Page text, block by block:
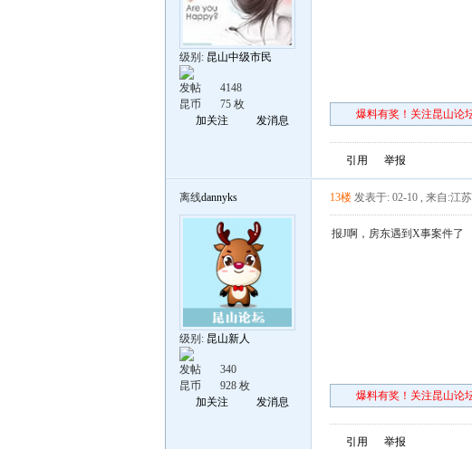
级别: 昆山中级市民
发帖
4148
昆币
75 枚
加关注
发消息 爆料有奖！关注昆山论
引用 举报
离线dannyks
级别: 昆山新人
发帖
340
昆币
928 枚
加关注
发消息
13楼 发表于: 02-10 , 来自:江
报J啊，房东遇到X事案件了
爆料有奖！关注昆山论
引用 举报